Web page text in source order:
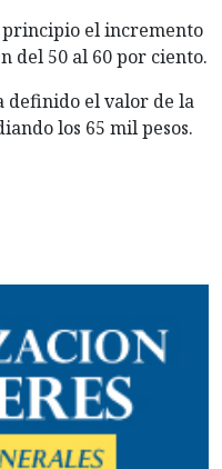
principio el incremento
del 50 al 60 por ciento.
definido el valor de la
los 65 mil pesos.